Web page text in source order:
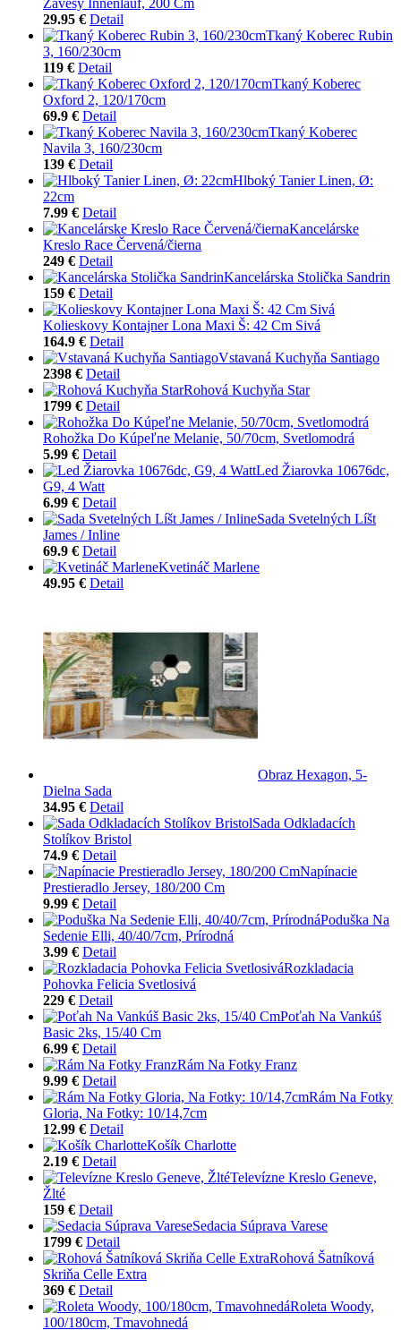
29.95 € Detail
Tkaný Koberec Rubin
3, 160/230cm
119 € Detail
Tkaný Koberec
Oxford 2, 120/170cm
69.9 € Detail
Tkaný Koberec
Navila 3, 160/230cm
139 € Detail
Hlboký Tanier Linen, Ø:
22cm
7.99 € Detail
Kancelárske
Kreslo Race Červená/čierna
249 € Detail
Kancelárska Stolička Sandrin
159 € Detail
Kolieskovy Kontajner Lona Maxi Š: 42 Cm Sivá
164.9 € Detail
Vstavaná Kuchyňa Santiago
2398 € Detail
Rohová Kuchyňa Star
1799 € Detail
Rohožka Do Kúpeľne Melanie, 50/70cm, Svetlomodrá
5.99 € Detail
Led Žiarovka 10676dc,
G9, 4 Watt
6.99 € Detail
Sada Svetelných Líšt
James / Inline
69.9 € Detail
Kvetináč Marlene
49.95 € Detail
Obraz Hexagon, 5-
Dielna Sada
34.95 € Detail
Sada Odkladacích
Stolíkov Bristol
74.9 € Detail
Napínacie
Prestieradlo Jersey, 180/200 Cm
9.99 € Detail
Poduška Na
Sedenie Elli, 40/40/7cm, Prírodná
3.99 € Detail
Rozkladacia
Pohovka Felicia Svetlosivá
229 € Detail
Poťah Na Vankúš
Basic 2ks, 15/40 Cm
6.99 € Detail
Rám Na Fotky Franz
9.99 € Detail
Rám Na Fotky
Gloria, Na Fotky: 10/14,7cm
12.99 € Detail
Košík Charlotte
2.19 € Detail
Televízne Kreslo Geneve,
Žlté
159 € Detail
Sedacia Súprava Varese
1799 € Detail
Rohová Šatníková
Skriňa Celle Extra
369 € Detail
Roleta Woody,
100/180cm, Tmavohnedá